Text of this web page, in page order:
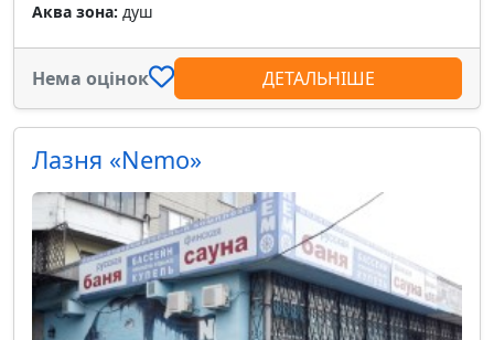
Аква зона: душ
Нема оцінок ДЕТАЛЬНІШЕ
Лазня «Nemo»